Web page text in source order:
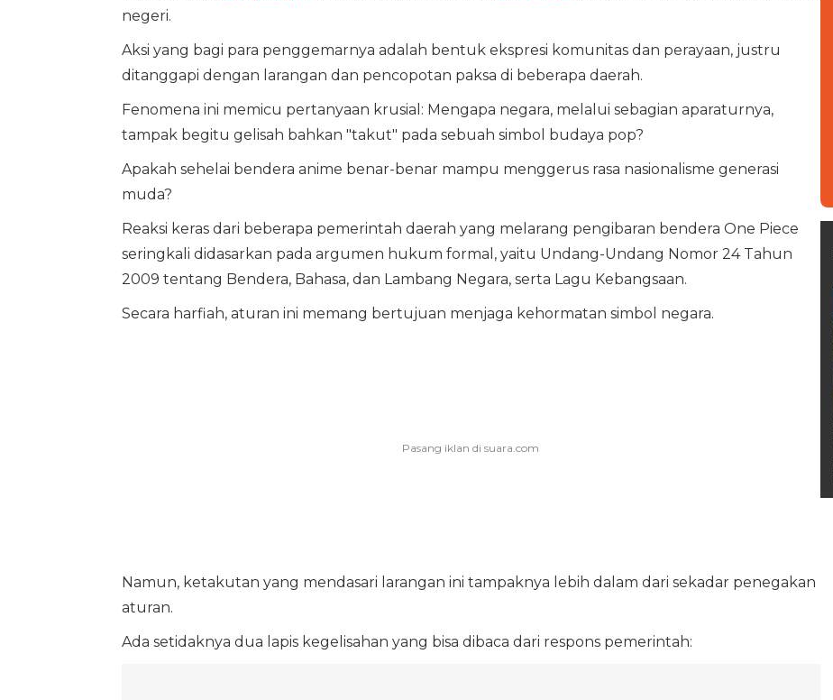
negeri.
Aksi yang bagi para penggemarnya adalah bentuk ekspresi komunitas dan perayaan, justru
ditanggapi dengan larangan dan pencopotan paksa di beberapa daerah.
Fenomena ini memicu pertanyaan krusial: Mengapa negara, melalui sebagian aparaturnya,
tampak begitu gelisah bahkan "takut" pada sebuah simbol budaya pop?
Apakah sehelai bendera anime benar-benar mampu menggerus rasa nasionalisme generasi
muda?
Reaksi keras dari beberapa pemerintah daerah yang melarang pengibaran bendera One Piece
seringkali didasarkan pada argumen hukum formal, yaitu Undang-Undang Nomor 24 Tahun
2009 tentang Bendera, Bahasa, dan Lambang Negara, serta Lagu Kebangsaan.
Secara harfiah, aturan ini memang bertujuan menjaga kehormatan simbol negara.
Namun, ketakutan yang mendasari larangan ini tampaknya lebih dalam dari sekadar penegakan
aturan.
Ada setidaknya dua lapis kegelisahan yang bisa dibaca dari respons pemerintah: